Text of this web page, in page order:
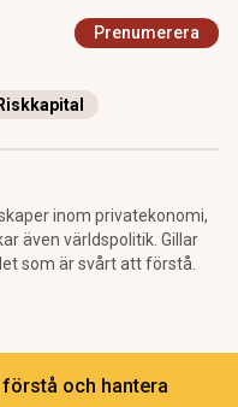
Prenumerera
Riskkapital
inom privatekonomi,
även världspolitik. Gillar
som är svårt att förstå.
och hantera